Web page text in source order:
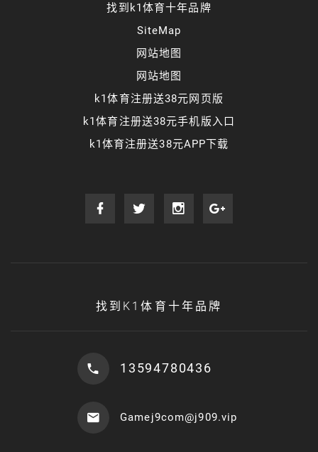
找到k1体育十年品牌
SiteMap
网站地图
网站地图
k1体育注册送38元网页版
k1体育注册送38元手机版入口
k1体育注册送38元APP下载
找到K1体育十年品牌
13594780436
Gamej9com@j909.vip